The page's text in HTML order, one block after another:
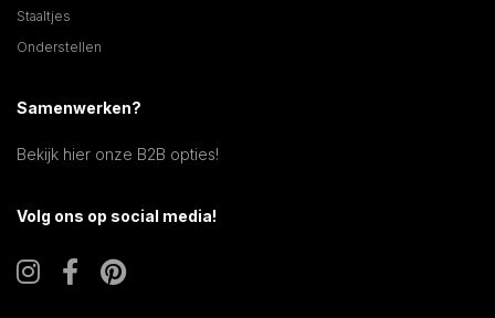
Staaltjes
Onderstellen
Samenwerken?
Bekijk hier onze B2B opties!
Volg ons op social media!